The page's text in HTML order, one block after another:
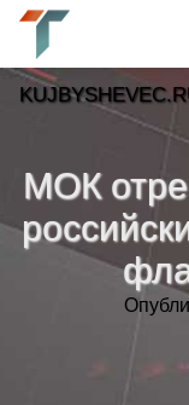
МОК
Новости»
Тренды
Рубрики»